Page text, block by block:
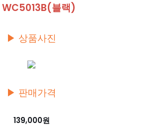
WC5013B(블랙)
▶ 상품사진
▶ 판매가격
139,000원